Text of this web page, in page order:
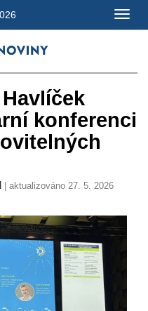
konferenci
| aktualizováno 27. 5. 2026